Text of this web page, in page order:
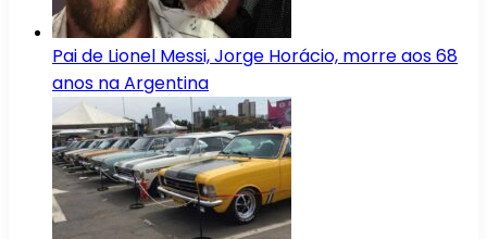
Pai de Lionel Messi, Jorge Horácio, morre aos 68
anos na Argentina